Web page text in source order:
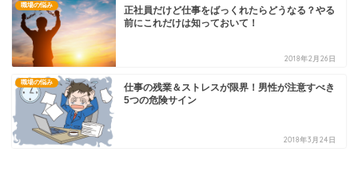
職場の悩み
正社員だけど仕事をばっくれたらどうなる？やる
前にこれだけは知っておいて！
2018年2月26日
職場の悩み
仕事の残業＆ストレスが限界！男性が注意すべき
5つの危険サイン
2018年3月24日